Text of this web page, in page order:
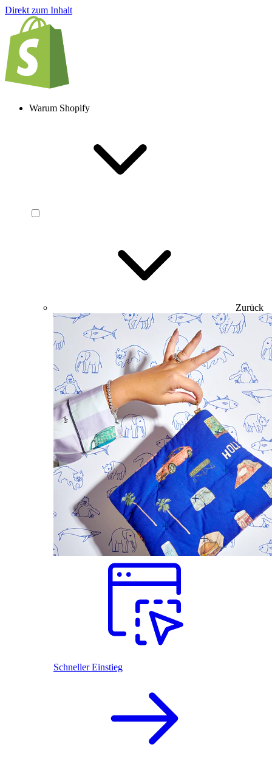
Direkt zum Inhalt
Warum Shopify
Zurück
Schneller Einstieg